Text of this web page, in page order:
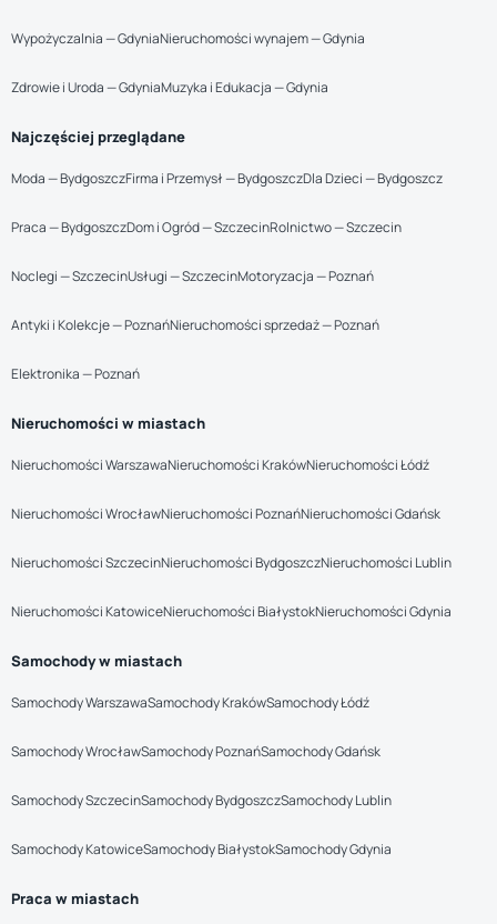
Wypożyczalnia — GdyniaNieruchomości wynajem — Gdynia
Zdrowie i Uroda — GdyniaMuzyka i Edukacja — Gdynia
Najczęściej przeglądane
Moda — BydgoszczFirma i Przemysł — BydgoszczDla Dzieci — Bydgoszcz
Praca — BydgoszczDom i Ogród — SzczecinRolnictwo — Szczecin
Noclegi — SzczecinUsługi — SzczecinMotoryzacja — Poznań
Antyki i Kolekcje — PoznańNieruchomości sprzedaż — Poznań
Elektronika — Poznań
Nieruchomości w miastach
Nieruchomości WarszawaNieruchomości KrakówNieruchomości Łódź
Nieruchomości WrocławNieruchomości PoznańNieruchomości Gdańsk
Nieruchomości SzczecinNieruchomości BydgoszczNieruchomości Lublin
Nieruchomości KatowiceNieruchomości BiałystokNieruchomości Gdynia
Samochody w miastach
Samochody WarszawaSamochody KrakówSamochody Łódź
Samochody WrocławSamochody PoznańSamochody Gdańsk
Samochody SzczecinSamochody BydgoszczSamochody Lublin
Samochody KatowiceSamochody BiałystokSamochody Gdynia
Praca w miastach